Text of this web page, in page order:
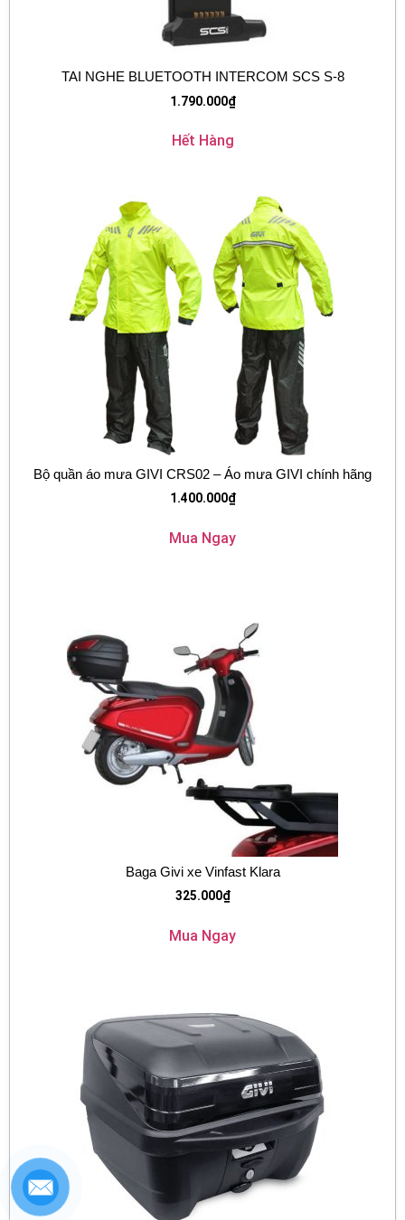
TAI NGHE BLUETOOTH INTERCOM SCS S-8
1.790.000₫
Hết Hàng
Bộ quần áo mưa GIVI CRS02 – Áo mưa GIVI chính hãng
1.400.000₫
Mua Ngay
Baga Givi xe Vinfast Klara
325.000₫
Mua Ngay